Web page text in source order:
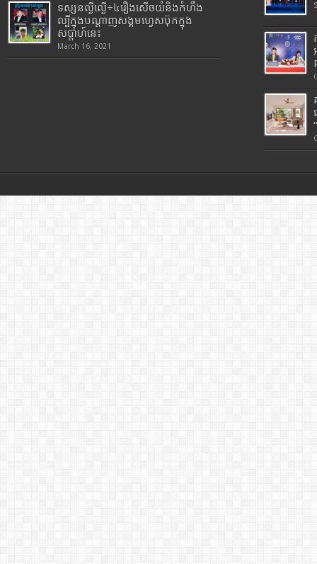
ទស្សនល្ងីល្ងើ÷៤រឿងសើចយំនិងកំហឹង
ល្បីក្នុងបណ្តាញសង្គមហ្វេសប៊ុកក្នុង
សប្តាហ៍នេះ
March 16, 2021